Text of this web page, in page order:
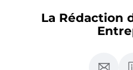
La Rédaction